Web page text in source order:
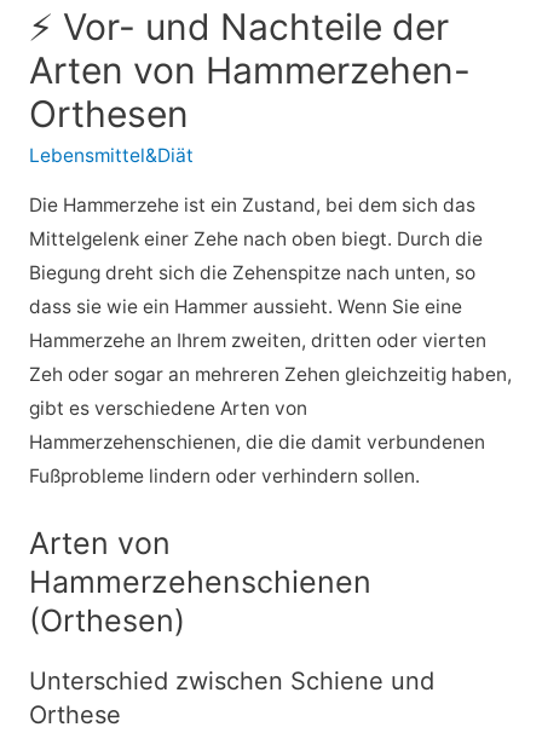
⚡ Vor- und Nachteile der
Arten von Hammerzehen-
Orthesen
Lebensmittel&Diät
Die Hammerzehe ist ein Zustand, bei dem sich das
Mittelgelenk einer Zehe nach oben biegt. Durch die
Biegung dreht sich die Zehenspitze nach unten, so
dass sie wie ein Hammer aussieht. Wenn Sie eine
Hammerzehe an Ihrem zweiten, dritten oder vierten
Zeh oder sogar an mehreren Zehen gleichzeitig haben,
gibt es verschiedene Arten von
Hammerzehenschienen, die die damit verbundenen
Fußprobleme lindern oder verhindern sollen.
Arten von
Hammerzehenschienen
(Orthesen)
Unterschied zwischen Schiene und
Orthese